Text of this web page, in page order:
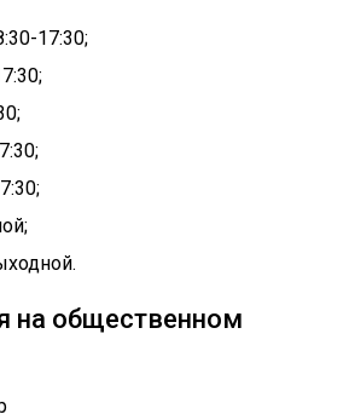
17:30;
на общественном